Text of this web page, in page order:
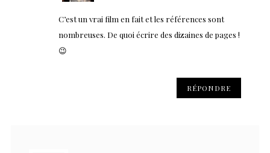
C’est un vrai film en fait et les références sont
nombreuses. De quoi écrire des dizaines de pages !
😉
RÉPONDRE